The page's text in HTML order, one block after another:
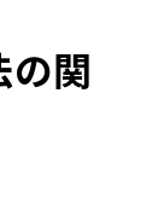
の関